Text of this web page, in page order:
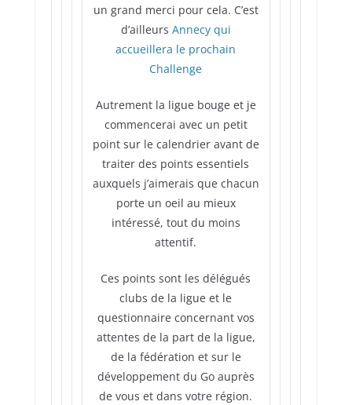
un grand merci pour cela. C’est
d’ailleurs Annecy qui
accueillera le prochain
Challenge
Autrement la ligue bouge et je
commencerai avec un petit
point sur le calendrier avant de
traiter des points essentiels
auxquels j’aimerais que chacun
porte un oeil au mieux
intéressé, tout du moins
attentif.
Ces points sont les délégués
clubs de la ligue et le
questionnaire concernant vos
attentes de la part de la ligue,
de la fédération et sur le
développement du Go auprès
de vous et dans votre région.